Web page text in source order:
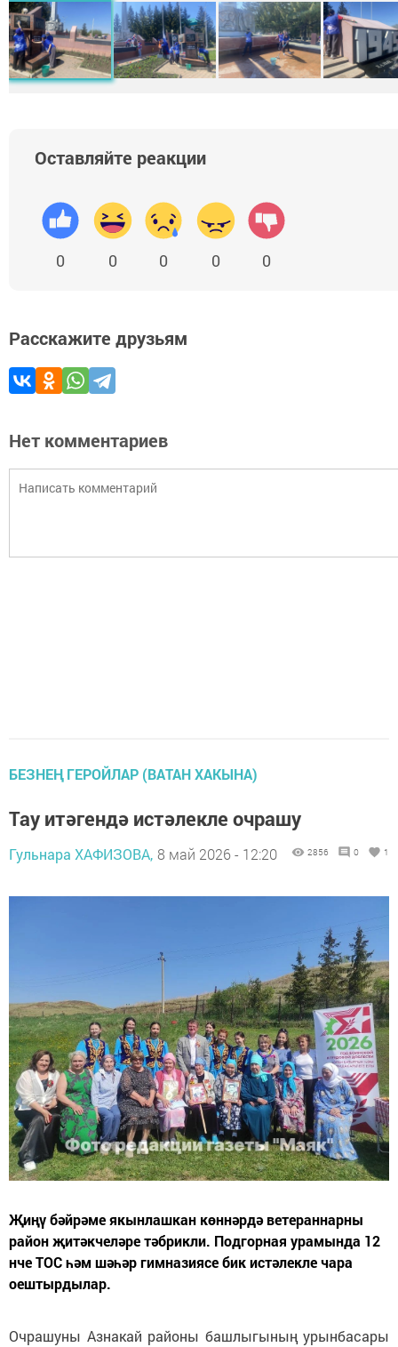
Оставляйте реакции
0 0 0 0 0
Расскажите друзьям
Нет комментариев
БЕЗНЕҢ ГЕРОЙЛАР (ВАТАН ХАКЫНА)
Тау итәгендә истәлекле очрашу
Гульнара ХАФИЗОВА, 8 май 2026 - 12:20 2856 0 1
Җиңү бәйрәме якынлашкан көннәрдә ветераннарны
район җитәкчеләре тәбрикли. Подгорная урамында 12
нче ТОС һәм шәһәр гимназиясе бик истәлекле чара
оештырдылар.
Очрашуны Азнакай районы башлыгының урынбасары